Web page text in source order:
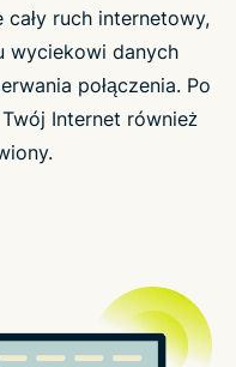
cały ruch internetowy,
wyciekowi danych
połączenia. Po
Internet również